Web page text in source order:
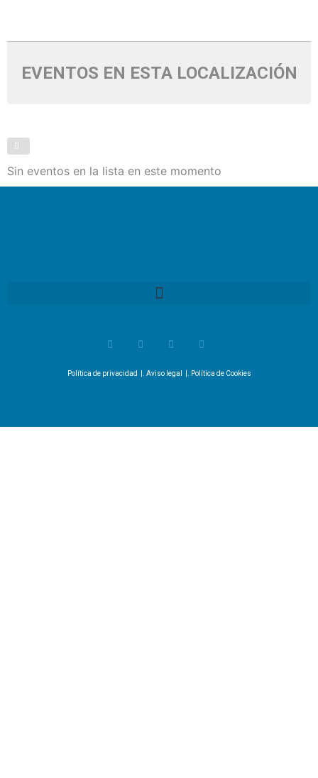
EVENTOS EN ESTA LOCALIZACIÓN
Sin eventos en la lista en este momento
Política de privacidad Aviso legal Política de Cookies